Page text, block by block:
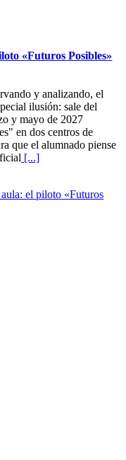
«Futuros Posibles»
y analizando, el
ilusión: sale del
y mayo de 2027
en dos centros de
que el alumnado piense
[...]
el piloto «Futuros